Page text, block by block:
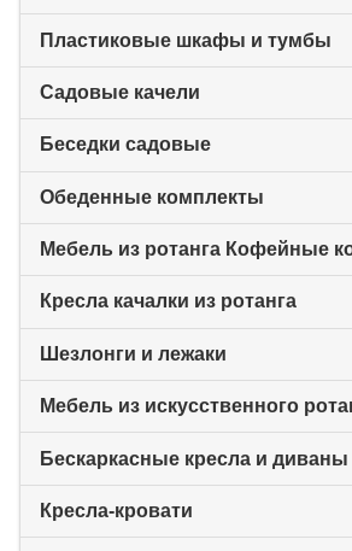
Пластиковые шкафы и тумбы
Садовые качели
Беседки садовые
Обеденные комплекты
Мебель из ротанга Кофейные
Кресла качалки из ротанга
Шезлонги и лежаки
Мебель из искусственного
Бескаркасные кресла и диваны
Кресла-кровати